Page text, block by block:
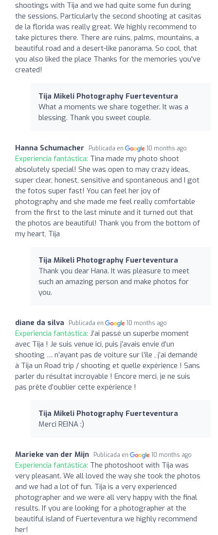
shootings with Tija and we had quite some fun during
the sessions. Particularly the second shooting at casitas
de la florida was really great. We highly recommend to
take pictures there. There are ruins, palms, mountains, a
beautiful road and a desert-like panorama. So cool, that
you also liked the place Thanks for the memories you've
created!
Tija Mikeli Photography Fuerteventura
What a moments we share together. It was a
blessing. Thank you sweet couple.
Hanna Schumacher Publicada en 10 months ago
Experiencia fantástica: Tina made my photo shoot
absolutely special! She was open to may crazy ideas,
super clear, honest, sensitive and spontaneous and I got
the fotos super fast! You can feel her joy of
photography and she made me feel really comfortable
from the first to the last minute and it turned out that
the photos are beautiful! Thank you from the bottom of
my heart, Tija
Tija Mikeli Photography Fuerteventura
Thank you dear Hana. It was pleasure to meet
such an amazing person and make photos for
you.
diane da silva Publicada en 10 months ago
Experiencia fantástica: J’ai passé un superbe moment
avec Tija ! Je suis venue ici, puis j’avais envie d’un
shooting … n’ayant pas de voiture sur l’île , j’ai demandé
à Tija un Road trip / shooting et quelle expérience ! Sans
parler du résultat incroyable ! Encore merci, je ne suis
pas prête d’oublier cette expérience !
Tija Mikeli Photography Fuerteventura
Merci REINA :)
Marieke van der Mijn Publicada en 10 months ago
Experiencia fantástica: The photoshoot with Tija was
very pleasant. We all loved the way she took the photos
and we had a lot of fun. Tija is a very experienced
photographer and we were all very happy with the final
results. If you are looking for a photographer at the
beautiful island of Fuerteventura we highly recommend
her!